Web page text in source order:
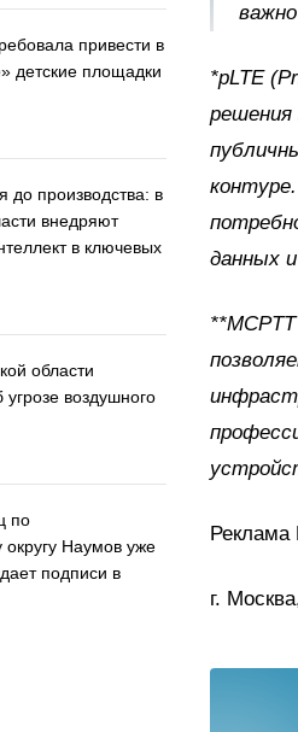
привести в
детские площадки
до производства: в
внедряют
в ключевых
области
воздушного
по
округу Наумов уже
подписи в
*pLTE
решения
данных
г.